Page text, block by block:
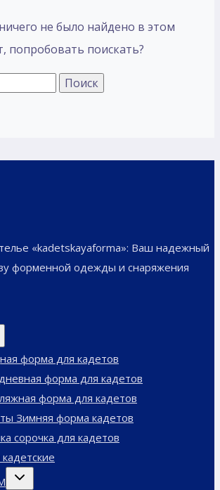
не было найдено в этом
попробовать поискать?
«kadetskayaforma»: Ваш надежный
форменной одежды и снаряжения
форма для кадетов
форма для кадетов
форма для кадетов
Зимняя форма кадетов
сорочка для кадетов
Переключить
дочернее